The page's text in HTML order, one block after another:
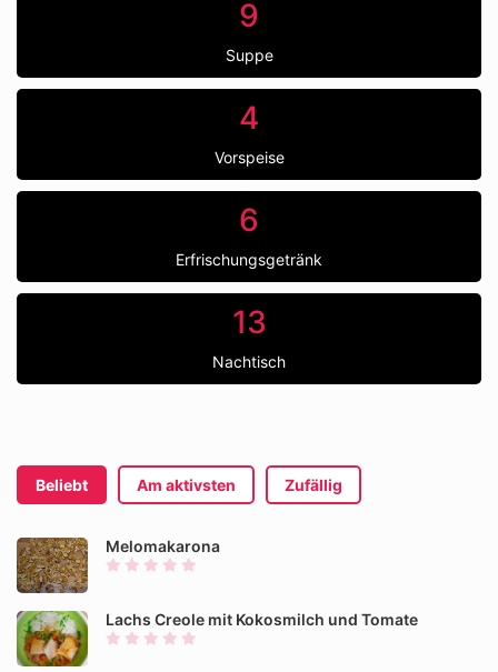
9
Suppe
4
Vorspeise
6
Erfrischungsgetränk
13
Nachtisch
Beliebt Am aktivsten Zufällig
Melomakarona
Lachs Creole mit Kokosmilch und Tomate